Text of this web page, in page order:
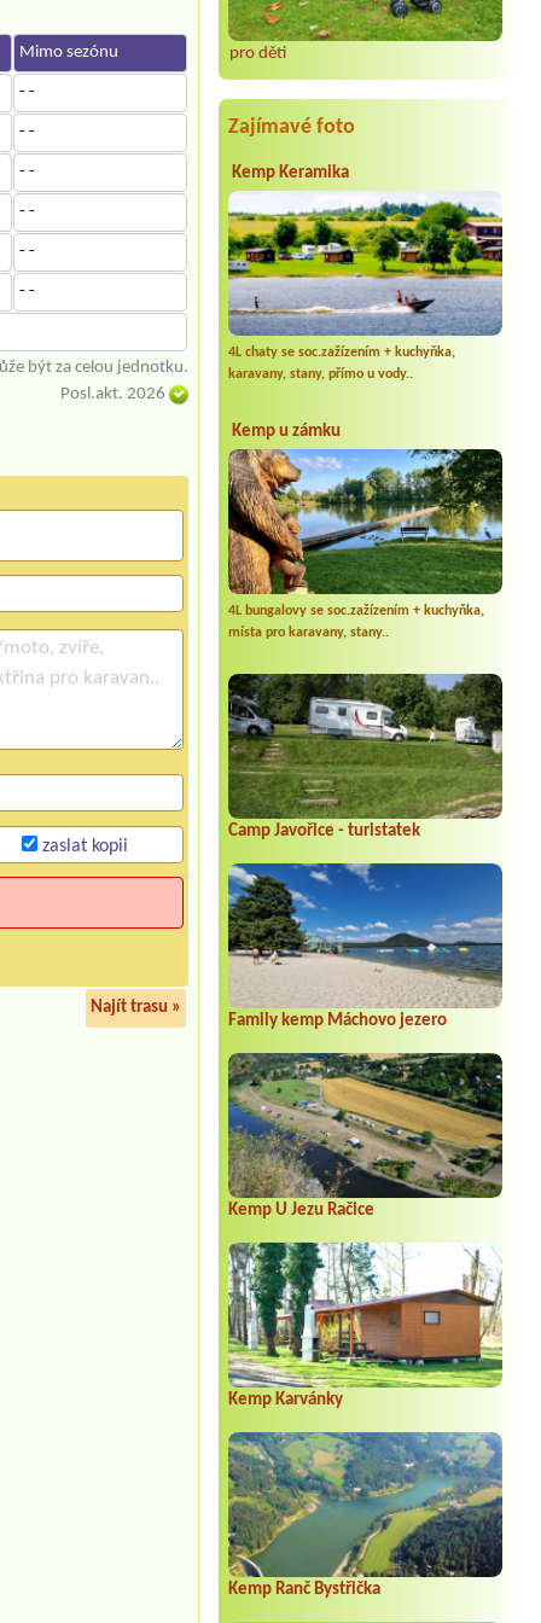
pro děti
Zajímavé foto
Kemp Keramika
4L chaty se soc.zažízením + kuchyňka,
karavany, stany, přímo u vody..
Kemp u zámku
4L bungalovy se soc.zažízením + kuchyňka,
místa pro karavany, stany..
Camp Javořice - turistatek
Family kemp Máchovo jezero
Kemp U Jezu Račice
Kemp Karvánky
Kemp Ranč Bystřička
Mimo sezónu
- -
- -
- -
- -
- -
- -
být za celou jednotku.
Posl.akt. 2026
zaslat kopii
Najít trasu »